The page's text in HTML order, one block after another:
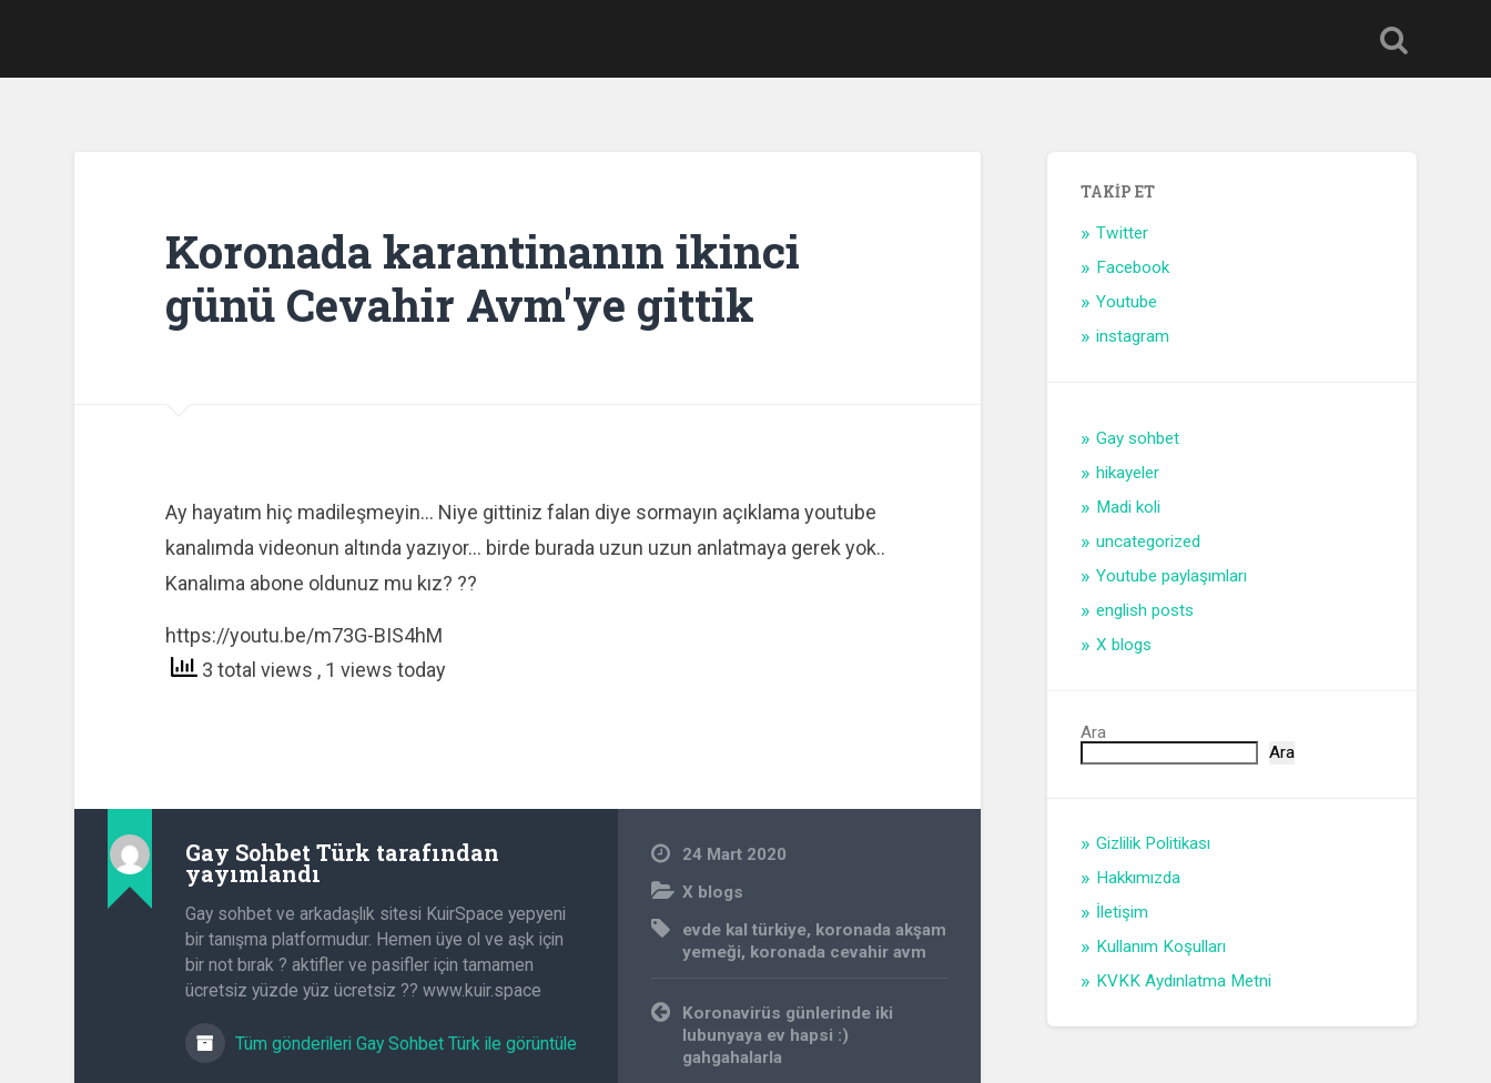
Koronada karantinanın ikinci
günü Cevahir Avm'ye gittik
Ay hayatım hiç madileşmeyin… Niye gittiniz falan diye sormayın açıklama youtube
kanalımda videonun altında yazıyor… birde burada uzun uzun anlatmaya gerek yok..
Kanalıma abone oldunuz mu kız? ??
https://youtu.be/m73G-BIS4hM
3 total views , 1 views today
Gay Sohbet Türk tarafından
yayımlandı
Gay sohbet ve arkadaşlık sitesi KuirSpace yepyeni
bir tanışma platformudur. Hemen üye ol ve aşk için
bir not bırak ? aktifler ve pasifler için tamamen
ücretsiz yüzde yüz ücretsiz ?? www.kuir.space
Tüm gönderileri Gay Sohbet Türk ile görüntüle
24 Mart 2020
X blogs
evde kal türkiye, koronada akşam
yemeği, koronada cevahir avm
Yazı
gezinmesi
Koronavirüs günlerinde iki
lubunyaya ev hapsi :)
gahgahalarla
TAKIP ET
Twitter
Facebook
Youtube
instagram
Gay sohbet
hikayeler
Madi koli
uncategorized
Youtube paylaşımları
english posts
X blogs
Ara
Ara
Gizlilik Politikası
Hakkımızda
İletişim
Kullanım Koşulları
KVKK Aydınlatma Metni